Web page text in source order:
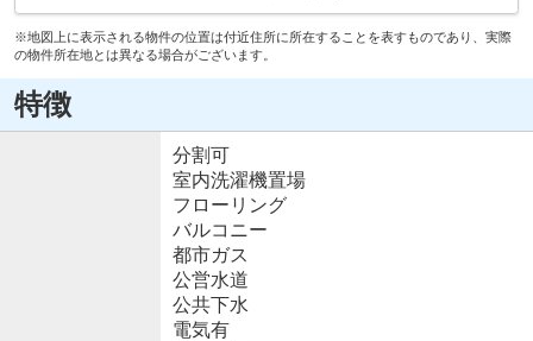
※地図上に表示される物件の位置は付近住所に所在することを表すものであり、実際
の物件所在地とは異なる場合がございます。
特徴
分割可
室内洗濯機置場
フローリング
バルコニー
都市ガス
公営水道
公共下水
電気有